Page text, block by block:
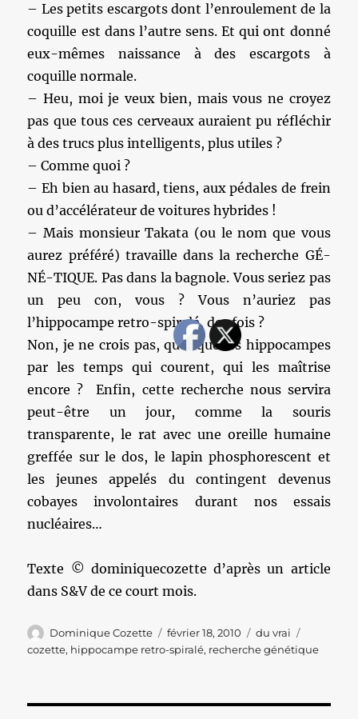
– Les petits escargots dont l’enroulement de la
coquille est dans l’autre sens. Et qui ont donné
eux-mêmes naissance à des escargots à
coquille normale.
– Heu, moi je veux bien, mais vous ne croyez
pas que tous ces cerveaux auraient pu réfléchir
à des trucs plus intelligents, plus utiles ?
– Comme quoi ?
– Eh bien au hasard, tiens, aux pédales de frein
ou d’accélérateur de voitures hybrides !
– Mais monsieur Takata (ou le nom que vous
aurez préféré) travaille dans la recherche GÉ-
NÉ-TIQUE. Pas dans la bagnole. Vous seriez pas
un peu con, vous ? Vous n’auriez pas
l’hippocampe retro-spiralé, des fois ?
Non, je ne crois pas, quoi que les hippocampes
par les temps qui courent, qui les maîtrise
encore ? Enfin, cette recherche nous servira
peut-être un jour, comme la souris
transparente, le rat avec une oreille humaine
greffée sur le dos, le lapin phosphorescent et
les jeunes appelés du contingent devenus
cobayes involontaires durant nos essais
nucléaires…
Texte © dominiquecozette d’après un article
dans S&V de ce court mois.
Auteur
Dominique Cozette
Publié
le
février 18, 2010 Catégories
du vrai
cozette, hippocampe retro-spiralé, recherche génétique